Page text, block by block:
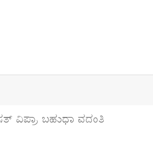
ವಿಪ್ರಾ ಬಹುಧಾ ವದಂತಿ